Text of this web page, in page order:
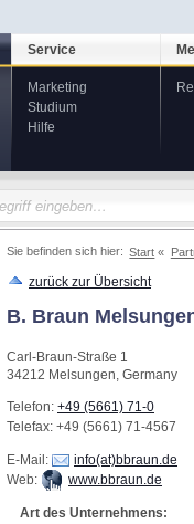
Service
Marketing
Studium
Hilfe
Sie befinden sich hier: Start
zurück zur Übersicht
B. Braun
Carl-Braun-Straße 1
34212 Melsungen, Germany
Telefon: +49 (5661) 71-0
Telefax: +49 (5661) 71-4567
E-Mail:
info(at)bbraun.de
Web:
www.bbraun.de
Art des Unternehmens: